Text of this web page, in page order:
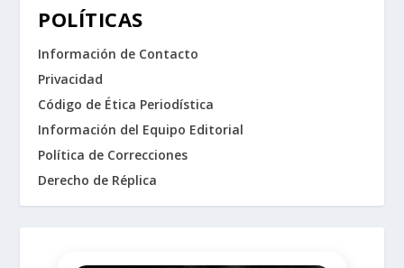
POLÍTICAS
Información de Contacto
Privacidad
Código de Ética Periodística
Información del Equipo Editorial
Política de Correcciones
Derecho de Réplica